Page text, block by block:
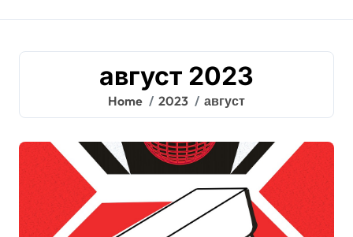
август 2023
Home 2023 август